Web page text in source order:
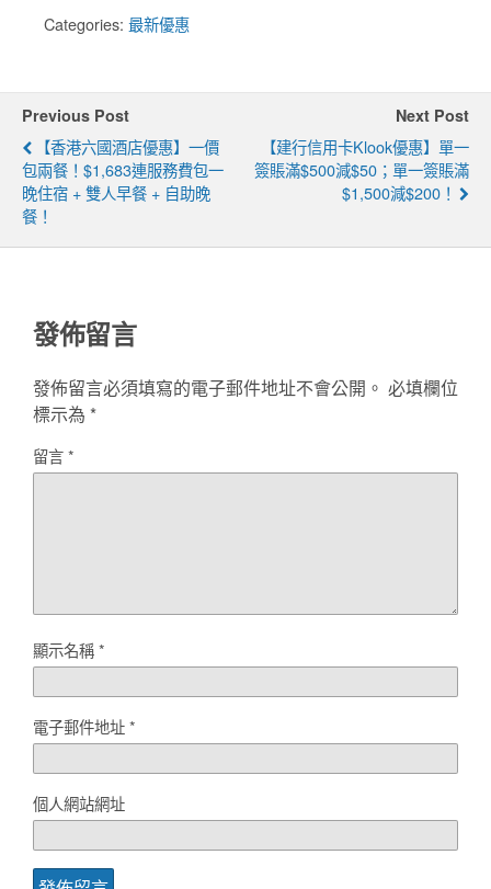
Categories: 最新優惠
Previous Post
【香港六國酒店優惠】一價
包兩餐！$1,683連服務費包一
晚住宿 + 雙人早餐 + 自助晚
餐！
Next Post
【建行信用卡Klook優惠】單一
簽賬滿$500減$50；單一簽賬滿
$1,500減$200！
發佈留言
發佈留言必須填寫的電子郵件地址不會公開。 必填欄位
標示為 *
留言*
顯示名稱*
電子郵件地址*
個人網站網址